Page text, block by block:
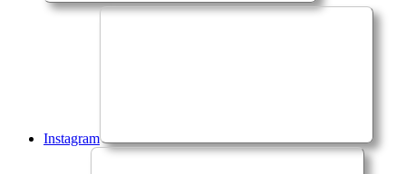
Instagram